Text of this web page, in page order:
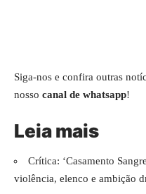
Siga-nos e confira outras
nosso canal de whatsapp!
Leia mais
Crítica: ‘Casamento
violência, elenco e ambição